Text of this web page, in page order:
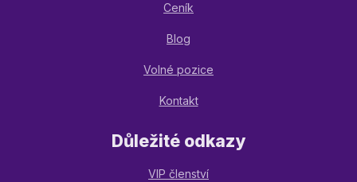
Ceník
Blog
Volné pozice
Kontakt
Důležité odkazy
VIP členství